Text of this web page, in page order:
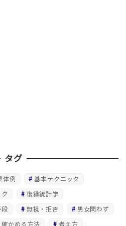
タグ
体例
基本テクニック
復縁統計学
無視・拒否
男女問わず
かめる方法 考え方